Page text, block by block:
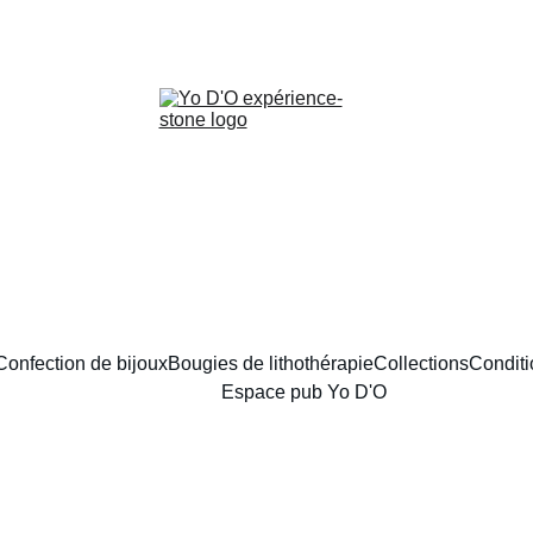
de bijouxBougies de lithothérapieCollections
Espace pub Yo D'O